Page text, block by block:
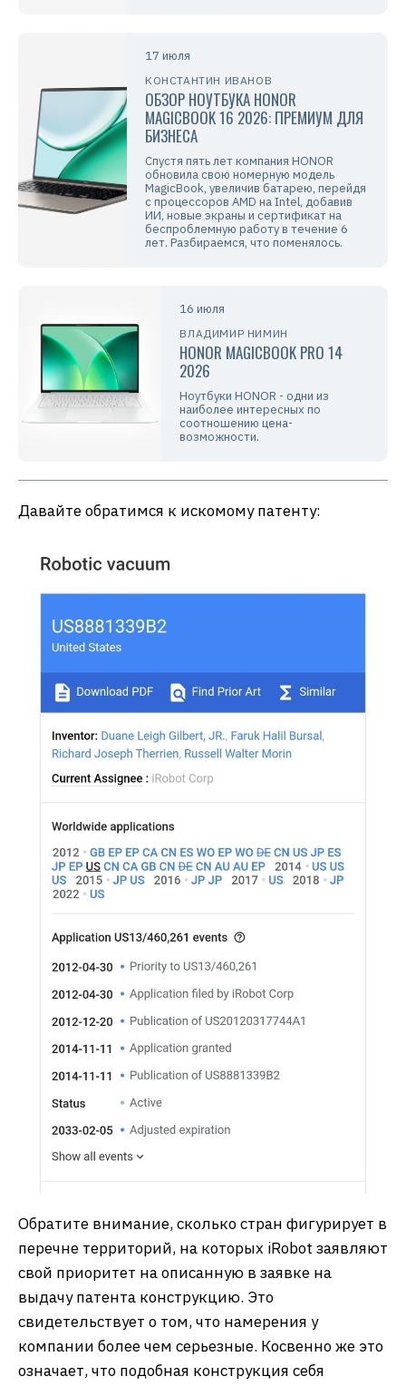
17 июля
КОНСТАНТИН ИВАНОВ
ОБЗОР НОУТБУКА HONOR
MAGICBOOK 16 2026: ПРЕМИУМ ДЛЯ
БИЗНЕСА
Спустя пять лет компания HONOR
обновила свою номерную модель
MagicBook, увеличив батарею, перейдя
с процессоров AMD на Intel, добавив
ИИ, новые экраны и сертификат на
беспроблемную работу в течение 6
лет. Разбираемся, что поменялось.
16 июля
ВЛАДИМИР НИМИН
HONOR MAGICBOOK PRO 14
2026
Ноутбуки HONOR - одни из
наиболее интересных по
соотношению цена-
возможности.
Давайте обратимся к искомому патенту:
Обратите внимание, сколько стран фигурирует в
перечне территорий, на которых iRobot заявляют
свой приоритет на описанную в заявке на
выдачу патента конструкцию. Это
свидетельствует о том, что намерения у
компании более чем серьезные. Косвенно же это
означает, что подобная конструкция себя